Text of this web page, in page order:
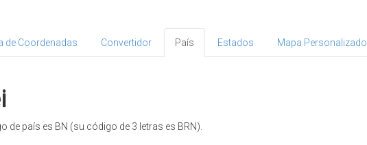
de Coordenadas Convertidor País Estados Mapa Personalizado
de país es BN (su código de 3 letras es BRN).